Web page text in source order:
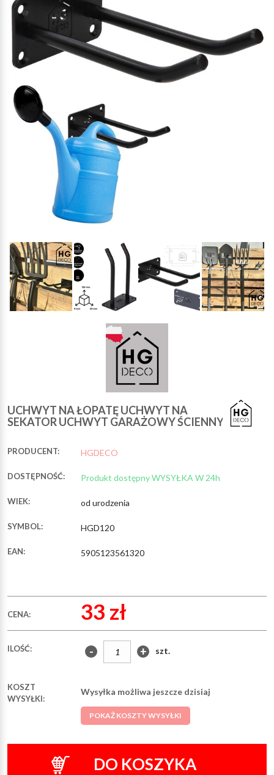
UCHWYT NA ŁOPATĘ UCHWYT NA
SEKATOR UCHWYT GARAŻOWY ŚCIENNY
PRODUCENT: HGDECO
DOSTĘPNOŚĆ: Produkt dostępny WYSYŁKA W 24h
WIEK: od urodzenia
SYMBOL: HGD120
EAN: 5905123561320
CENA: 33 zł
ILOŚĆ: - + szt.
KOSZT
WYSYŁKI:
Wysyłka możliwa jeszcze dzisiaj
POKAŻ KOSZTY WYSYŁKI
DO KOSZYKA